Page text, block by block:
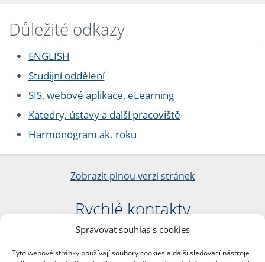
Spravovat souhlas s cookies
Tyto webové stránky používají soubory cookies a další sledovací nástroje
Důležité odkazy
ENGLISH
Studijní oddělení
SIS, webové aplikace, eLearning
Katedry, ústavy a další pracoviště
Harmonogram ak. roku
Zobrazit plnou verzi stránek
Rychlé kontakty
Filozofická fakulta
nám. Jana Palacha 1/2